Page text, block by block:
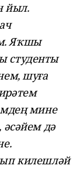
йыл.
Яҡшы
студенты
шуға
мине
дә
килешләй